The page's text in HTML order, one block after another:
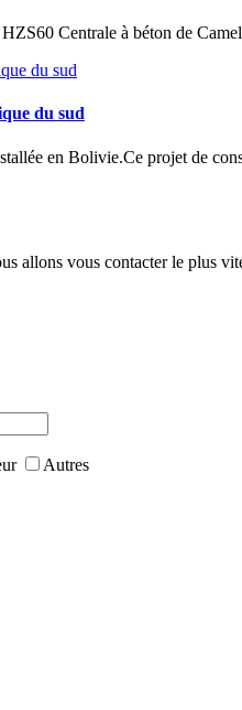
Centrale à béton de
du sud
en Bolivie.Ce projet de
allons vous contacter le plus
Autres